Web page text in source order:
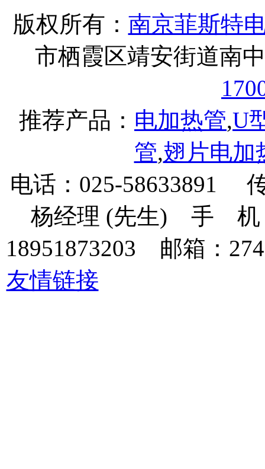
版权所有： 南京菲斯特
市栖霞区靖安街道南
推荐产品： 电加热管,U
管,翅片电加
电话：025-58633891
杨经理 (先生) 手 机：
18951873203 邮箱：
友情链接